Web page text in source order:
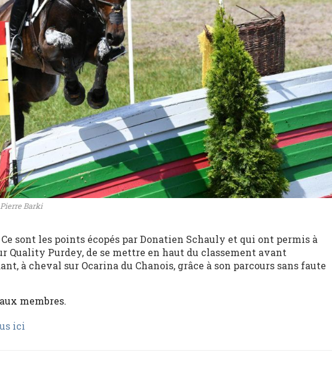
Barki
sont les points écopés par Donatien Schauly et qui ont permis à
Quality Purdey, de se mettre en haut du classement avant
à cheval sur Ocarina du Chanois, grâce à son parcours sans faute
membres.
ici